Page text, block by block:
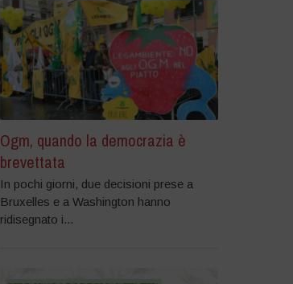
Ogm, quando la democrazia è
brevettata
In pochi giorni, due decisioni prese a
Bruxelles e a Washington hanno
ridisegnato i...